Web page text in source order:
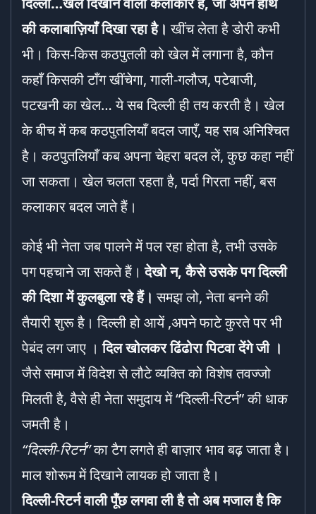
की कलाबाज़ियाँ दिखा रहा है। खींच लेता है डोरी कभी
भी। किस-किस कठपुतली को खेल में लगाना है, कौन
कहाँ किसकी टाँग खींचेगा, गाली-गलौज, पटेबाजी,
पटखनी का खेल… ये सब दिल्ली ही तय करती है। खेल
के बीच में कब कठपुतलियाँ बदल जाएँ, यह सब अनिश्चित
है। कठपुतलियाँ कब अपना चेहरा बदल लें, कुछ कहा नहीं
जा सकता। खेल चलता रहता है, पर्दा गिरता नहीं, बस
कलाकार बदल जाते हैं।
कोई भी नेता जब पालने में पल रहा होता है, तभी उसके
पग पहचाने जा सकते हैं।देखो न,कैसे उसके पग दिल्ली
की दिशा में कुलबुला रहे हैं। समझ लो, नेता बनने की
तैयारी शुरू है। दिल्ली हो आयें ,अपने फाटे कुरते पर भी
पेबंद लग जाए ।दिल खोलकर ढिंढोरा पिटवा देंगे जी ।
जैसे समाज में विदेश से लौटे व्यक्ति को विशेष तवज्जो
मिलती है, वैसे ही नेता समुदाय में “दिल्ली-रिटर्न” की धाक
जमती है।
“दिल्ली-रिटर्न”का टैग लगते ही बाज़ार भाव बढ़ जाता है।
माल शोरूम में दिखाने लायक हो जाता है।
दिल्ली-रिटर्न वाली पूँछ लगवा ली है तो अब मजाल है कि